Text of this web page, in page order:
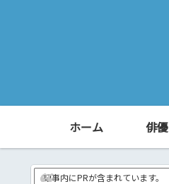
ホーム 俳優
記事内にPRが含まれています。